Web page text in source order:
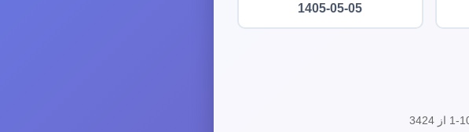
1405-05-05
از 3424